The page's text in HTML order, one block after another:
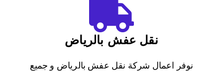
نقل عفش بالرياض
نوفر اعمال شركة نقل عفش بالرياض و جميع